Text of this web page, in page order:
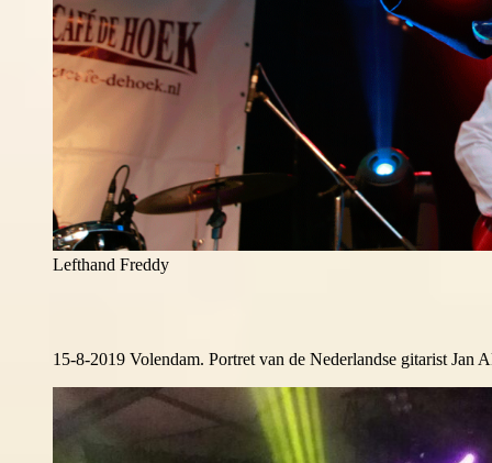
Lefthand Freddy
15-8-2019 Volendam. Portret van de Nederlandse gitarist Jan